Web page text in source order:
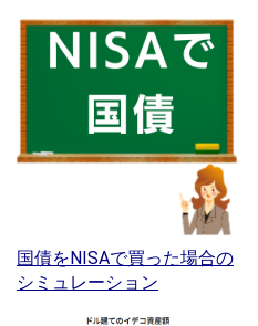
国債をNISAで買った場合の
シミュレーション